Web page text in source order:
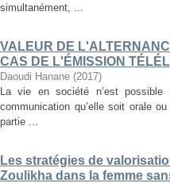
simultanément, ...
VALEUR DE
CAS DE L'ÉMISSION
Daoudi Hanane (2017)
La vie en société n’est
communication qu’elle soit orale
partie ...
Les stratégies de
Zoulikha dans la femme